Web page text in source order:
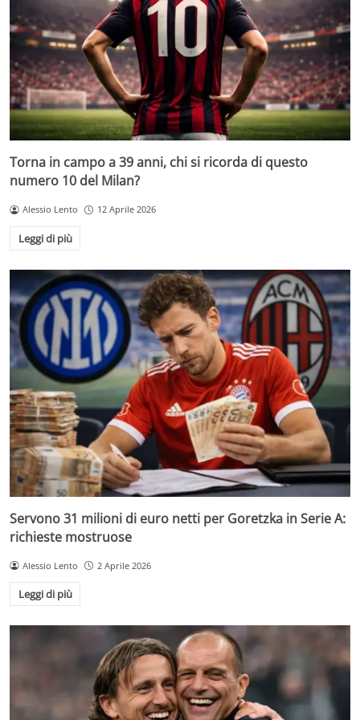
Torna in campo a 39 anni, chi si ricorda di questo
numero 10 del Milan?
Alessio Lento 12 Aprile 2026
Leggi di più
Servono 31 milioni di euro netti per Goretzka in Serie A:
richieste mostruose
Alessio Lento 2 Aprile 2026
Leggi di più